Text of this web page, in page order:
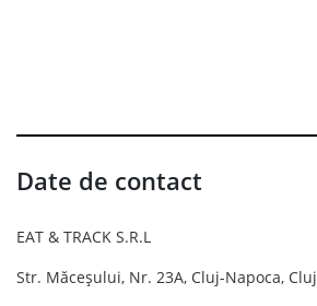
Date de contact
EAT & TRACK S.R.L
Str. Măceșului, Nr. 23A, Cluj-Napoca, Cluj